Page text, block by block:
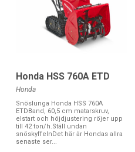
Honda HSS 760A ETD
Honda
Snöslunga Honda HSS 760A
ETDBand, 60,5 cm matarskruv,
elstart och höjdjustering röjer upp
till 42 ton/h.Ställ undan
snöskyffelnDet här är Hondas allra
senaste ser...